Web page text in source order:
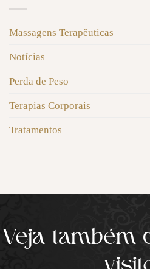
Massagens Terapêuticas
Notícias
Perda de Peso
Terapias Corporais
Tratamentos
Veja também